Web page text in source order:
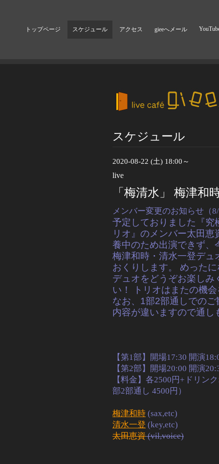
トップページ スケジュール アクセス gieeへメール
スケジュール
2020-08-22 (土) 18:00～
live
「梅清水」 梅津和
メンバー変更のお知らせ（
予定しておりました『究
リオ』のメンバー太田恵
養中のため出演できず、
梅津和時・清水一登デュ
おくりします。 めった
デュオをどうぞお楽しみ
い！ トリオはまたの機
なお、1部2部通しでの
内容が違いますので通し
【第1部】開場17:30 開演
【第2部】開場20:00 開演
【料金】各2500円+ドリン
部2部通し 4500円）
梅津和時 (sax,etc)
清水一登 (key,etc)
太田恵資(vil,voice)